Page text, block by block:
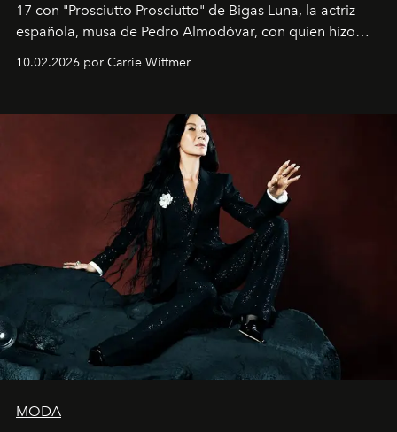
17 con "Prosciutto Prosciutto" de Bigas Luna, la actriz
española, musa de Pedro Almodóvar, con quien hizo
Barcelona", ha dividido su tiempo entre Europa y
dirigida por Maggie Gyllenhaal.
10.02.2026 por Carrie Wittmer
MODA